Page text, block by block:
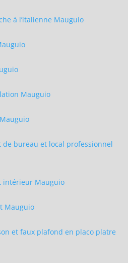
à l’italienne Mauguio
Mauguio
de bureau et local professionnel
intérieur Mauguio
Mauguio
et faux plafond en placo platre